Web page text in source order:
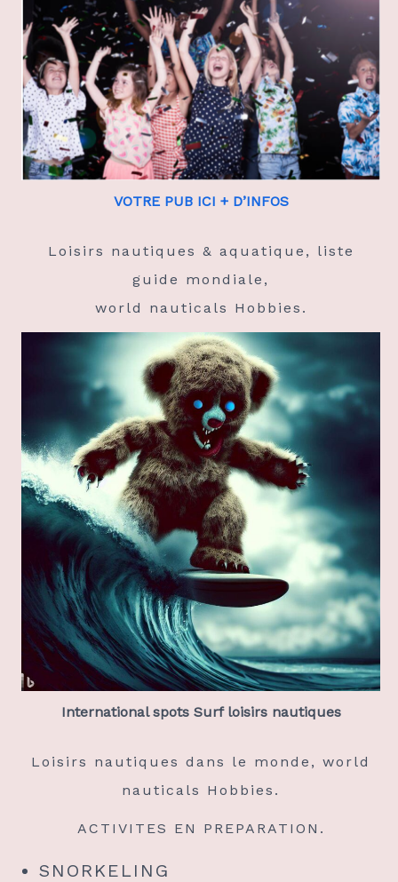
VOTRE PUB ICI + D’INFOS
Loisirs nautiques & aquatique, liste
guide mondiale,
world nauticals Hobbies.
International spots Surf loisirs nautiques
Loisirs nautiques dans le monde, world
nauticals Hobbies.
ACTIVITES EN PREPARATION.
SNORKELING